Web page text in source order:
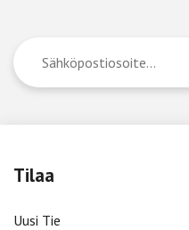
Tilaa
Uusi Tie